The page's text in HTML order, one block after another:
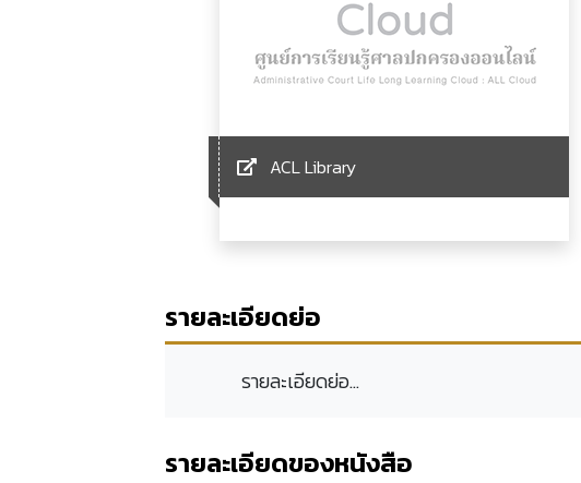
ACL Library
รายละเอียดย่อ
รายละเอียดย่อ...
รายละเอียดของหนังสือ